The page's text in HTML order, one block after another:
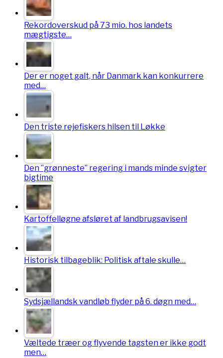
Rekordoverskud på 73 mio. hos landets
mægtigste…
Der er noget galt, når Danmark kan konkurrere
med…
Den triste rejefiskers hilsen til Løkke
Den ”grønneste” regering i mands minde svigter
bigtime
Kartoffelløgne afsløret af landbrugsavisen!
Historisk tilbageblik: Politisk aftale skulle…
Sydsjællandsk vandløb flyder på 6. døgn med…
Væltede træer og flyvende tagsten er ikke godt
men…